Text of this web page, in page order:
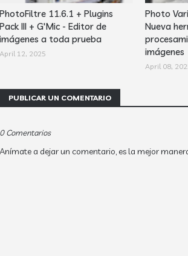
PhotoFiltre 11.6.1 + Plugins
Pack III + G'Mic - Editor de
imágenes a toda prueba
April 12, 2025
Photo
Nueva
imágenes
April 08,
PUBLICAR UN COMENTARIO
0 Comentarios
Anímate a dejar un comentario, es la mejor